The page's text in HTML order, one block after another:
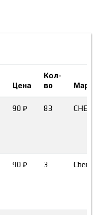
Цена
Кол-
во
Марка
90 ₽ 83 CHERY
90 ₽ 3 Chery